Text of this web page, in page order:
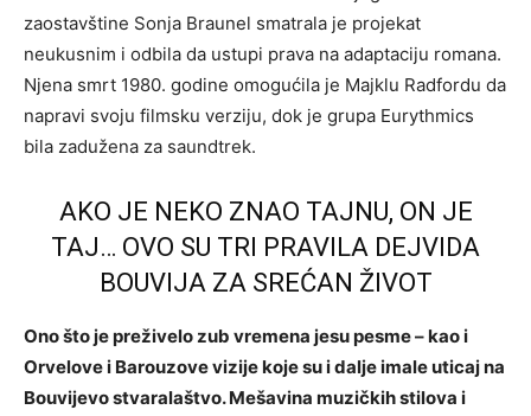
zaostavštine Sonja Braunel smatrala je projekat
neukusnim i odbila da ustupi prava na adaptaciju romana.
Njena smrt 1980. godine omogućila je Majklu Radfordu da
napravi svoju filmsku verziju, dok je grupa Eurythmics
bila zadužena za saundtrek.
AKO JE NEKO ZNAO TAJNU, ON JE
TAJ… OVO SU TRI PRAVILA DEJVIDA
BOUVIJA ZA SREĆAN ŽIVOT
Ono što je preživelo zub vremena jesu pesme – kao i
Orvelove i Barouzove vizije koje su i dalje imale uticaj na
Bouvijevo stvaralaštvo. Mešavina muzičkih stilova i